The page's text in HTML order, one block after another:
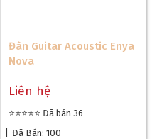
Đàn Guitar Acoustic Enya
Nova
Liên hệ
⭐⭐⭐⭐⭐ Đã bán 36
Đã Bán: 100